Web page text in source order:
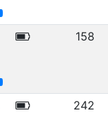
158
242